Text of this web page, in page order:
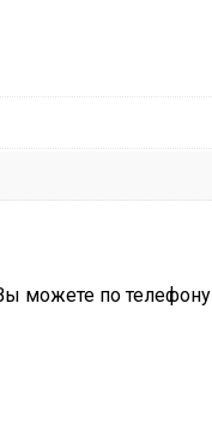
можете по телефону